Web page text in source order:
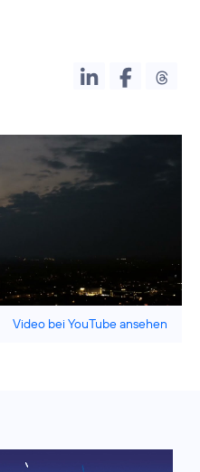
Video bei YouTube ansehen